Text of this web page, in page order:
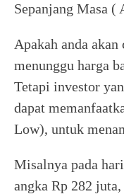
Sepanjang Masa
Apakah anda
menunggu harga
Tetapi investor
dapat
Low), untuk
Misalnya pada
angka Rp 282